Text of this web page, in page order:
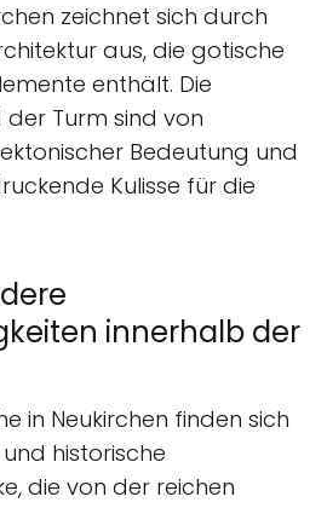
zeichnet sich durch
aus, die gotische
enthält. Die
Turm sind von
Bedeutung und
Kulisse für die
innerhalb der
in Neukirchen finden sich
historische
die von der reichen